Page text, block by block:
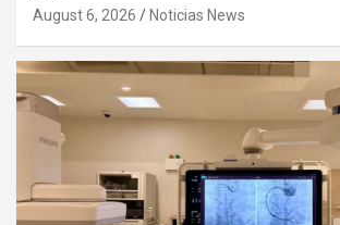
August 6, 2026 Noticias News